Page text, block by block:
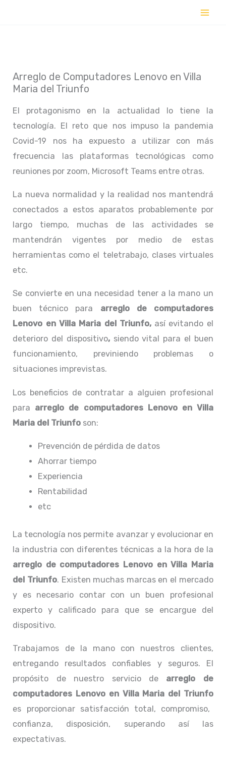
Arreglo de Computadores Lenovo en Villa
Maria del Triunfo
El protagonismo en la actualidad lo tiene la
tecnología. El reto que nos impuso la pandemia
Covid-19 nos ha expuesto a utilizar con más
frecuencia las plataformas tecnológicas como
reuniones por zoom, Microsoft Teams entre otras.
La nueva normalidad y la realidad nos mantendrá
conectados a estos aparatos probablemente por
largo tiempo, muchas de las actividades se
mantendrán vigentes por medio de estas
herramientas como el teletrabajo, clases virtuales
etc.
Se convierte en una necesidad tener a la mano un
buen técnico para arreglo de computadores
Lenovo en Villa Maria del Triunfo, así evitando el
deterioro del dispositivo, siendo vital para el buen
funcionamiento, previniendo problemas o
situaciones imprevistas.
Los beneficios de contratar a alguien profesional
para arreglo de computadoresLenovo en Villa
Maria del Triunfo son:
Prevención de pérdida de datos
Ahorrar tiempo
Experiencia
Rentabilidad
etc
La tecnología nos permite avanzar y evolucionar en
la industria con diferentes técnicas a la hora de la
arreglo de computadores Lenovo en Villa Maria
del Triunfo. Existen muchas marcas en el mercado
y es necesario contar con un buen profesional
experto y calificado para que se encargue del
dispositivo.
Trabajamos de la mano con nuestros clientes,
entregando resultados confiables y seguros. El
propósito de nuestro servicio de arreglo de
computadores Lenovo en Villa Maria del Triunfo
es proporcionar satisfacción total, compromiso,
confianza, disposición, superando así las
expectativas.